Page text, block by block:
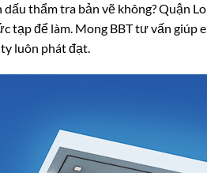
dấu thẩm tra bản vẽ không? Quận
tạp để làm. Mong BBT tư vấn giúp
luôn phát đạt.